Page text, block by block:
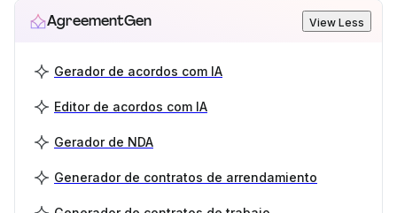
AgreementGen View Less
Gerador de acordos com IA
Editor de acordos com IA
Gerador de NDA
Generador de contratos de arrendamiento